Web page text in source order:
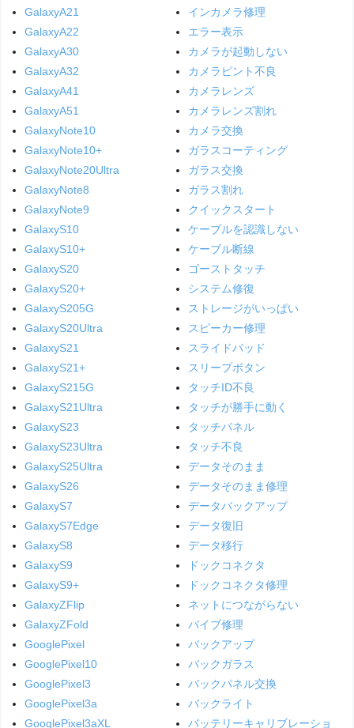
GalaxyA21
GalaxyA22
GalaxyA30
GalaxyA32
GalaxyA41
GalaxyA51
GalaxyNote10
GalaxyNote10+
GalaxyNote20Ultra
GalaxyNote8
GalaxyNote9
GalaxyS10
GalaxyS10+
GalaxyS20
GalaxyS20+
GalaxyS205G
GalaxyS20Ultra
GalaxyS21
GalaxyS21+
GalaxyS215G
GalaxyS21Ultra
GalaxyS23
GalaxyS23Ultra
GalaxyS25Ultra
GalaxyS26
GalaxyS7
GalaxyS7Edge
GalaxyS8
GalaxyS9
GalaxyS9+
GalaxyZFlip
GalaxyZFold
GooglePixel
GooglePixel10
GooglePixel3
GooglePixel3a
GooglePixel3aXL
インカメラ修理
エラー表示
カメラが起動しない
カメラピント不良
カメラレンズ
カメラレンズ割れ
カメラ交換
ガラスコーティング
ガラス交換
ガラス割れ
クイックスタート
ケーブルを認識しない
ケーブル断線
ゴーストタッチ
システム修復
ストレージがいっぱい
スピーカー修理
スライドパッド
スリープボタン
タッチID不良
タッチが勝手に動く
タッチパネル
タッチ不良
データそのまま
データそのまま修理
データバックアップ
データ復旧
データ移行
ドックコネクタ
ドックコネクタ修理
ネットにつながらない
バイブ修理
バックアップ
バックガラス
バックパネル交換
バックライト
バッテリーキャリブレーショ